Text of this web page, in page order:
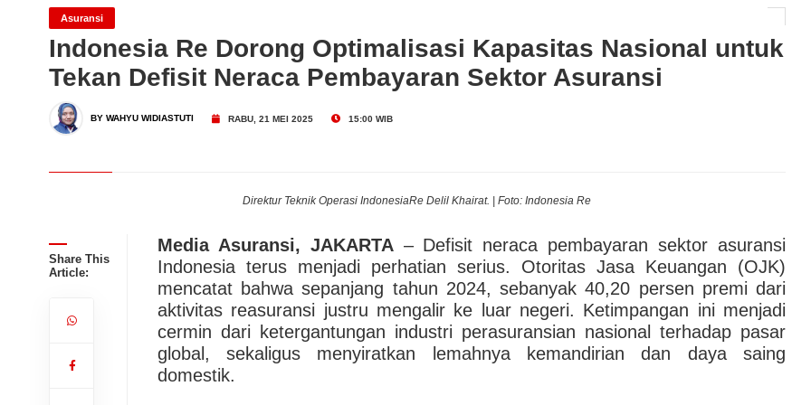
Indonesia
Dari Konsultasi, Inovasi AI hingga Pendampingan di Rumah Sakit: Halodoc for
Asuransi
Indonesia Re Dorong Optimalisasi Kapasitas Nasional untuk
Tekan Defisit Neraca Pembayaran Sektor Asuransi
BY WAHYU WIDIASTUTI RABU, 21 MEI 2025 15:00 WIB
Direktur Teknik Operasi IndonesiaRe Delil Khairat. | Foto: Indonesia Re
Share This
Article:
Media Asuransi, JAKARTA– Defisit neraca pembayaran sektor asuransi
Indonesia terus menjadi perhatian serius. Otoritas Jasa Keuangan (OJK)
mencatat bahwa sepanjang tahun 2024, sebanyak 40,20 persen premi dari
aktivitas reasuransi justru mengalir ke luar negeri. Ketimpangan ini menjadi
cermin dari ketergantungan industri perasuransian nasional terhadap pasar
global, sekaligus menyiratkan lemahnya kemandirian dan daya saing
domestik.